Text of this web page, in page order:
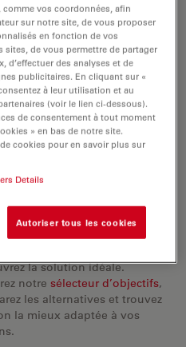
PH1 a un grossissement
de 0,25mm. Pour
de matériau à
un filetage d’objectif M25,
libre de 17,7 mm et un FN
la solution idéale.
notre sélecteur d’objectifs,
les alternatives et trouvez
la mieux adaptée à vos
vos coordonnées, afin
sur notre site, de vous proposer
en fonction de vos
sites, de vous permettre de partager
d’effectuer des analyses et de
publicitaires. En cliquant sur «
à leur utilisation et au
(voir le lien ci-dessous).
de consentement à tout moment
» en bas de notre site.
cookies pour en savoir plus sur
Details
Autoriser tous les cookies